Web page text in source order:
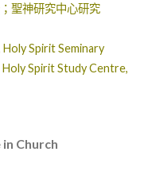
聖神研究中心研究
Spirit Seminary
Spirit Study Centre,
Church